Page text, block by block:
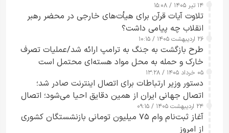
۱۴ تیر ۱۴۰۵ / ۱۵:۰۸
تلاوت آیات قرآن برای هیأت‌های خارجی در محضر رهبر
انقلاب چه پیامی داشت؟
۲۶ اردیبهشت ۱۴۰۵ / ۱۰:۱۵
طرح‌ بازگشت به جنگ به ترامپ ارائه شد/عملیات تصرف
خارک و حمله به محل مواد هسته‌ای محتمل است
۰۵ خرداد ۱۴۰۵ / ۱۳:۲۸
دستور وزیر ارتباطات برای اتصال اینترنت صادر شد؛
اتصال جهانی ایران از همین دقایق احیا می‌شود؛ اتصال
کامل مردم تا ۲۴ ساعت آینده
۲۴ اردیبهشت ۱۴۰۵ / ۰۹:۱۵
آغاز ثبت‌نام وام ۷۵ میلیون تومانی بازنشستگان کشوری
از امروز